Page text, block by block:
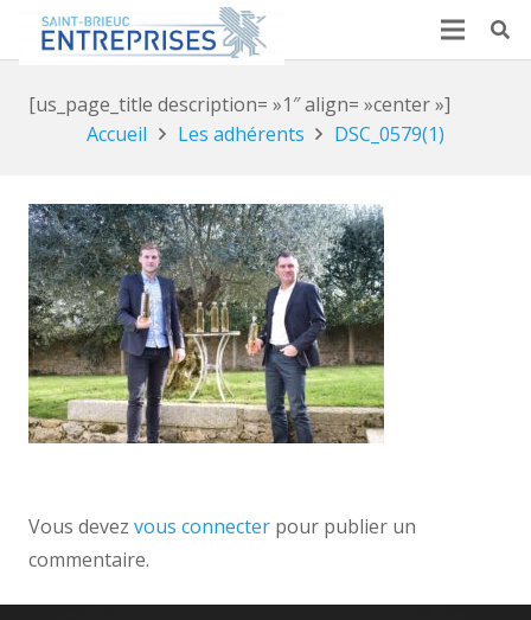
[us_page_title description= »1″ align= »center »]
Accueil
Les adhérents DSC_0579(1)
Vous devez vous connecter pour publier un
commentaire.